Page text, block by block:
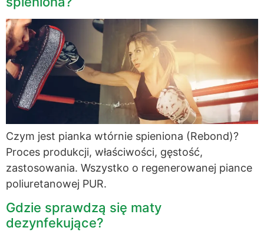
Czym jest pianka wtórnie spieniona (Rebond)?
Proces produkcji, właściwości, gęstość,
zastosowania. Wszystko o regenerowanej piance
poliuretanowej PUR.
Gdzie sprawdzą się maty
dezynfekujące?